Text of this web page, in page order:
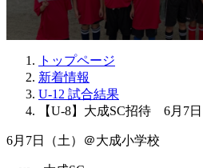
トップページ
新着情報
U-12 試合結果
【U-8】大成SC招待 6月7日
6月7日（土）＠大成小学校